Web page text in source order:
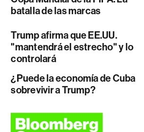
batalla de las marcas
Trump afirma que EE.UU.
"mantendrá el estrecho" y lo
controlará
¿Puede la economía de Cuba
sobrevivir a Trump?